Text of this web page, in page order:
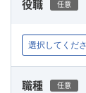
役職 任意
職種 任意